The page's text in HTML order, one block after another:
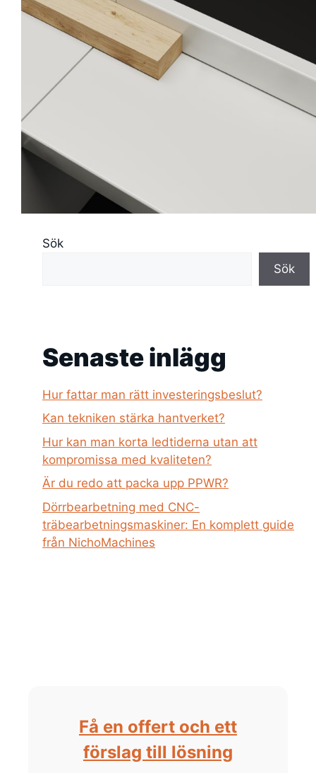
Sök
Sök
Senaste inlägg
Hur fattar man rätt investeringsbeslut?
Kan tekniken stärka hantverket?
Hur kan man korta ledtiderna utan att
kompromissa med kvaliteten?
Är du redo att packa upp PPWR?
Dörrbearbetning med CNC-
träbearbetningsmaskiner: En komplett guide
från NichoMachines
Få en offert och ett
förslag till lösning